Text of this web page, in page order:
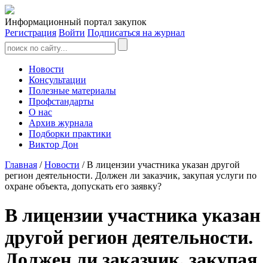
Информационный портал закупок
Регистрация Войти Подписаться на журнал
Новости
Консультации
Полезные материалы
Профстандарты
О нас
Архив журнала
Подборки практики
Виктор Дон
Главная /Новости / В лицензии участника указан другой
регион деятельности. Должен ли заказчик, закупая услуги по
охране объекта, допускать его заявку?
В лицензии участника указан
другой регион деятельности.